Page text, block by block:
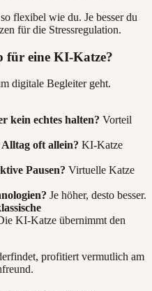
flexibel wie du. Je besser du
für die Stressregulation.
für eine KI-Katze?
digitale Begleiter geht.
kein echtes halten? Vorteil
oft allein? KI-Katze
Pausen? Virtuelle Katze
Je höher, desto besser.
KI-Katze übernimmt den
profitiert vermutlich am